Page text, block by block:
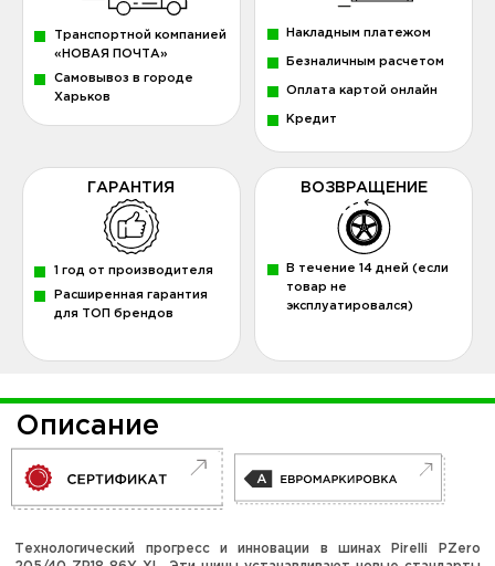
Транспортной компанией
«НОВАЯ ПОЧТА»
Самовывоз в городе
Харьков
Накладным платежом
Безналичным расчетом
Оплата картой онлайн
Кредит
ГАРАНТИЯ
1 год от производителя
Расширенная гарантия
для ТОП брендов
ВОЗВРАЩЕНИЕ
В течение 14 дней (если
товар не
эксплуатировался)
Описание
Технологический прогресс и инновации в шинах Pirelli PZero